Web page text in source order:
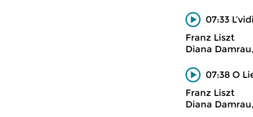
07:33
Franz Liszt
Diana
07:38 O
Franz Liszt
Diana